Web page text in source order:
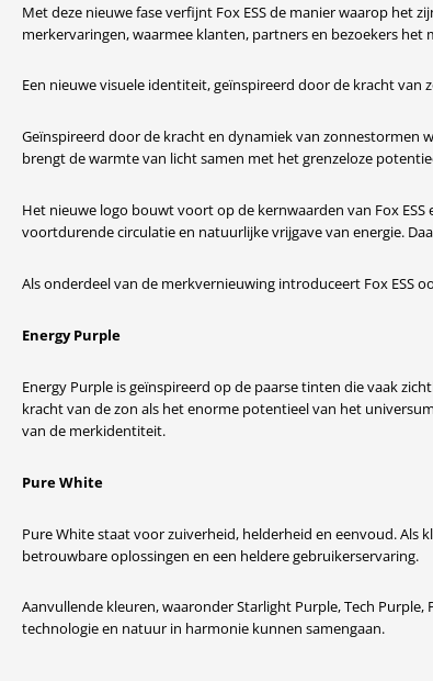
Met deze nieuwe fase verfijnt Fox ESS de manier waarop het
merkervaringen, waarmee klanten, partners en bezoekers het
Een nieuwe visuele identiteit, geïnspireerd door de kracht van
Geïnspireerd door de kracht en dynamiek van zonnestormen
brengt de warmte van licht samen met het grenzeloze
Het nieuwe logo bouwt voort op de kernwaarden van Fox
voortdurende circulatie en natuurlijke vrijgave van energie.
Als onderdeel van de merkvernieuwing introduceert Fox ESS
Energy Purple
Energy Purple is geïnspireerd op de paarse tinten die vaak
kracht van de zon als het enorme potentieel van het
van de merkidentiteit.
Pure White
Pure White staat voor zuiverheid, helderheid en eenvoud. Als
betrouwbare oplossingen en een heldere gebruikerservaring.
Aanvullende kleuren, waaronder Starlight Purple, Tech
technologie en natuur in harmonie kunnen samengaan.